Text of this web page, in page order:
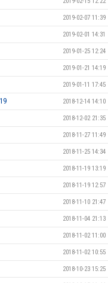
2019-02-07 11:39
2019-02-01 14:31
2019-01-25 12:24
2019-01-21 14:19
2019-01-11 17:45
2018-12-14 14:10
2018-12-02 21:35
2018-11-27 11:49
2018-11-25 14:34
2018-11-19 13:19
2018-11-19 12:57
2018-11-10 21:47
2018-11-04 21:13
2018-11-02 11:00
2018-11-02 10:55
2018-10-23 15:25